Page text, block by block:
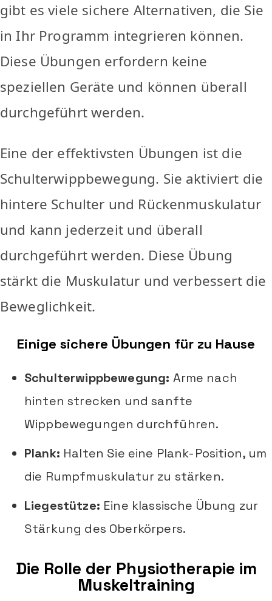
gibt es viele sichere Alternativen, die Sie
in Ihr Programm integrieren können.
Diese Übungen erfordern keine
speziellen Geräte und können überall
durchgeführt werden.
Eine der effektivsten Übungen ist die
Schulterwippbewegung. Sie aktiviert die
hintere Schulter und Rückenmuskulatur
und kann jederzeit und überall
durchgeführt werden. Diese Übung
stärkt die Muskulatur und verbessert die
Beweglichkeit.
Einige sichere Übungen für zu Hause
Schulterwippbewegung: Arme nach
hinten strecken und sanfte
Wippbewegungen durchführen.
Plank: Halten Sie eine Plank-Position, um
die Rumpfmuskulatur zu stärken.
Liegestütze: Eine klassische Übung zur
Stärkung des Oberkörpers.
Die Rolle der Physiotherapie im
Muskeltraining